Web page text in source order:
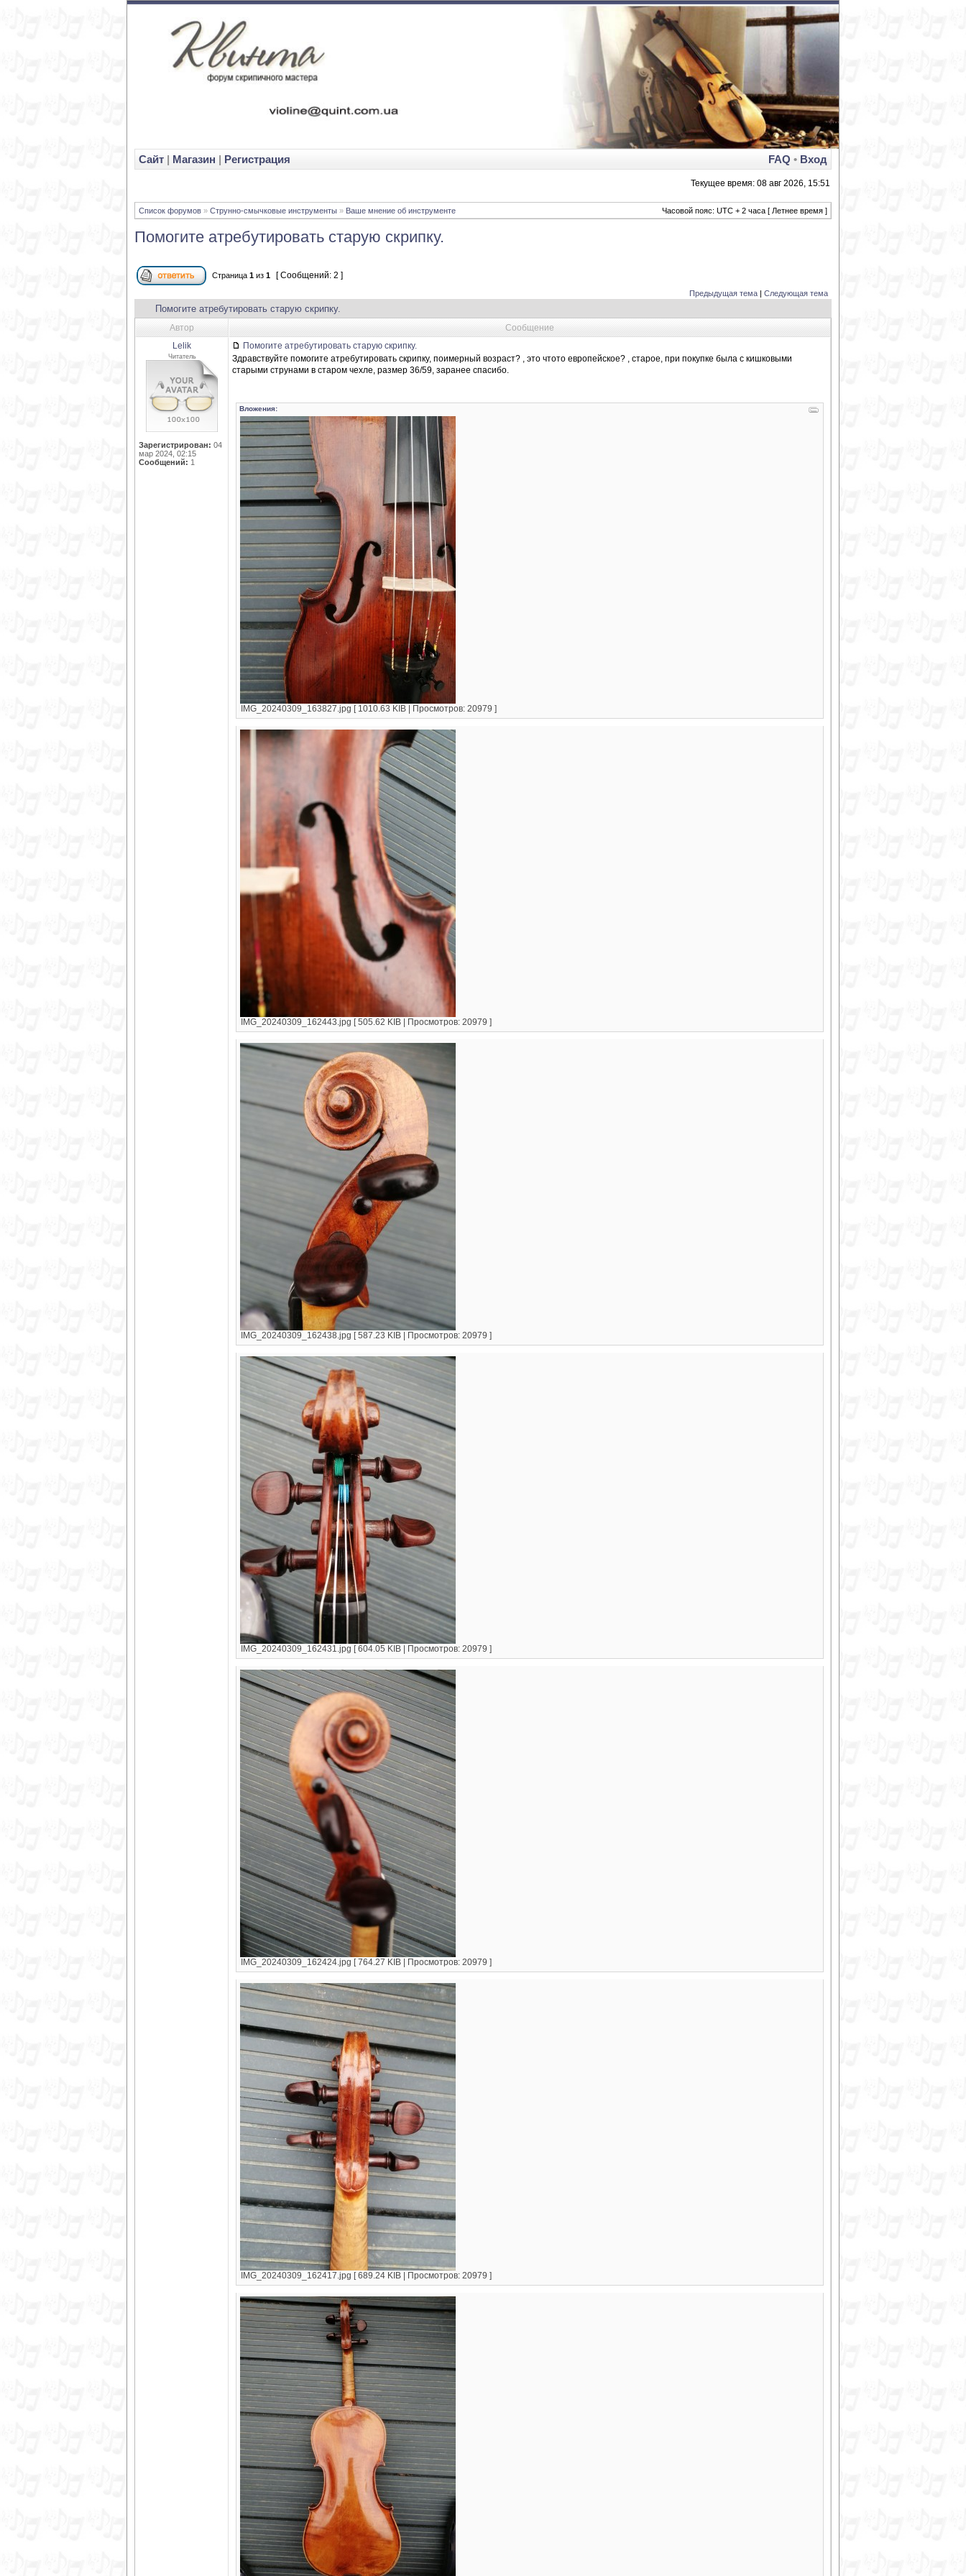
Cайт | Магазин | FAQ • Вход
Регистрация
Текущее время: 08 авг 2026, 15:51
Список форумов » Струнно-смычковые инструменты » Ваше мнение об инструменте Часовой пояс: UTC + 2 часа [ Летнее время ]
Помогите атребутировать старую скрипку.
Страница 1 из 1 [ Сообщений: 2 ]
Предыдущая тема | Следующая тема
Помогите атребутировать старую скрипку.
Автор
Сообщение
Lelik
Читатель
Зарегистрирован: 04
мар 2024, 02:15
Сообщений: 1
Помогите атребутировать старую скрипку.
Здравствуйте помогите атребутировать скрипку, поимерный возраст? , это чтото европейское? , старое, при покупке была с кишковыми
старыми струнами в старом чехле, размер 36/59, заранее спасибо.
Вложения:
IMG_20240309_163827.jpg [ 1010.63 KIB | Просмотров: 20979 ]
IMG_20240309_162443.jpg [ 505.62 KIB | Просмотров: 20979 ]
IMG_20240309_162438.jpg [ 587.23 KIB | Просмотров: 20979 ]
IMG_20240309_162431.jpg [ 604.05 KIB | Просмотров: 20979 ]
IMG_20240309_162424.jpg [ 764.27 KIB | Просмотров: 20979 ]
IMG_20240309_162417.jpg [ 689.24 KIB | Просмотров: 20979 ]